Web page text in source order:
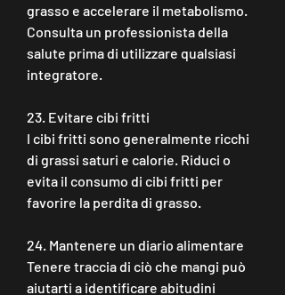
grasso e accelerare il metabolismo.
Consulta un professionista della
salute prima di utilizzare qualsiasi
integratore.
23. Evitare cibi fritti
I cibi fritti sono generalmente ricchi
di grassi saturi e calorie. Riduci o
evita il consumo di cibi fritti per
favorire la perdita di grasso.
24. Mantenere un diario alimentare
Tenere traccia di ciò che mangi può
aiutarti a identificare abitudini